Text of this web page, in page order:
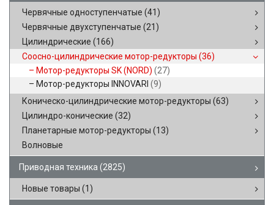
Червячные одноступенчатые (41)
Червячные двухступенчатые (21)
Цилиндрические (166)
Соосно-цилиндрические мотор-редукторы (36)
Мотор-редукторы SK (NORD) (27)
Мотор-редукторы INNOVARI (9)
Коническо-цилиндрические мотор-редукторы (63)
Цилиндро-конические (32)
Планетарные мотор-редукторы (13)
Волновые
Приводная техника (2825)
Новые товары (1)